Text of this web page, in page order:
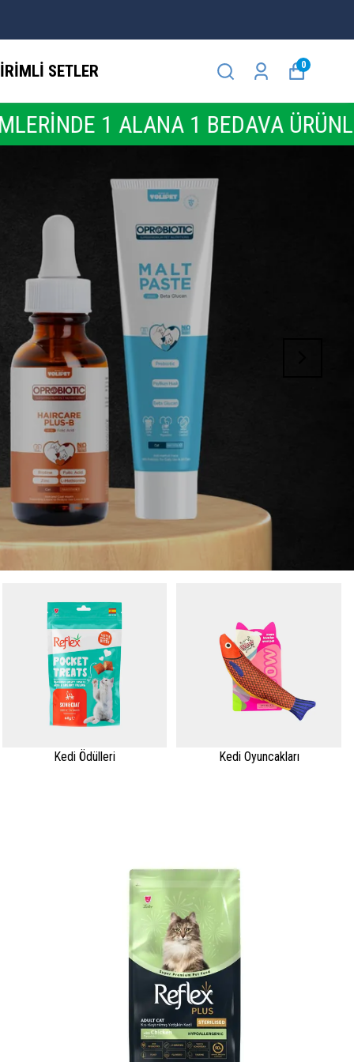
SETLER 0
BEDAVA ÜRÜNLERİNİ KAÇIRMA ⚡
Kedi Ödülleri Kedi Oyuncakları